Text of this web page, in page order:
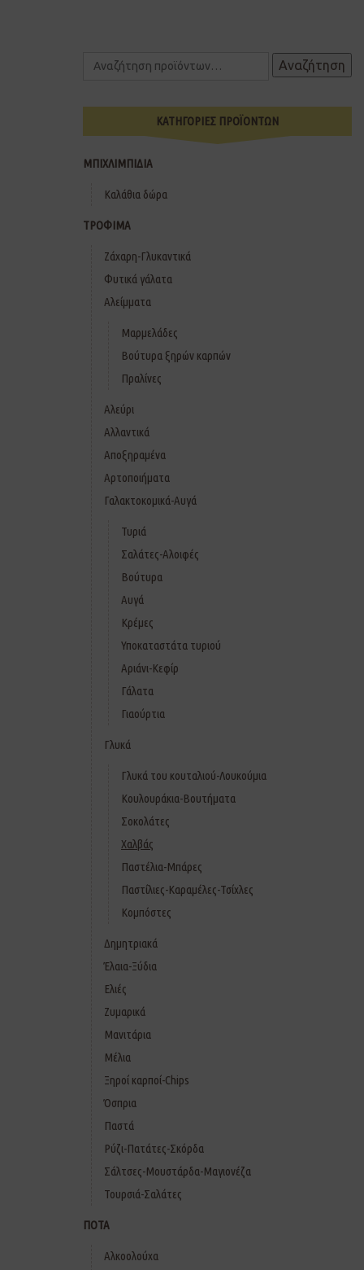
Αναζήτηση
ΚΑΤΗΓΟΡΙΕΣ ΠΡΟΪΟΝΤΩΝ
ΜΠΙΧΛΙΜΠΙΔΙΑ
Καλάθια δώρα
ΤΡΟΦΙΜΑ
Ζάχαρη-Γλυκαντικά
Φυτικά γάλατα
Αλείμματα
Μαρμελάδες
Βούτυρα ξηρών καρπών
Πραλίνες
Αλεύρι
Αλλαντικά
Αποξηραμένα
Αρτοποιήματα
Γαλακτοκομικά-Αυγά
Τυριά
Σαλάτες-Αλοιφές
Βούτυρα
Αυγά
Κρέμες
Υποκαταστάτα τυριού
Αριάνι-Κεφίρ
Γάλατα
Γιαούρτια
Γλυκά
Γλυκά του κουταλιού-Λουκούμια
Κουλουράκια-Βουτήματα
Σοκολάτες
Χαλβάς
Παστέλια-Μπάρες
Παστίλιες-Καραμέλες-Τσίχλες
Κομπόστες
Δημητριακά
Έλαια-Ξύδια
Ελιές
Ζυμαρικά
Μανιτάρια
Μέλια
Ξηροί καρποί-Chips
Όσπρια
Παστά
Ρύζι-Πατάτες-Σκόρδα
Σάλτσες-Μουστάρδα-Μαγιονέζα
Τουρσιά-Σαλάτες
ΠΟΤΑ
Αλκοολούχα